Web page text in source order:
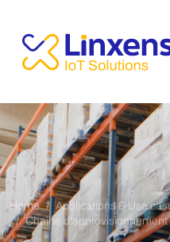
Home
Applications & Use
Chaîne d'approvisionnement